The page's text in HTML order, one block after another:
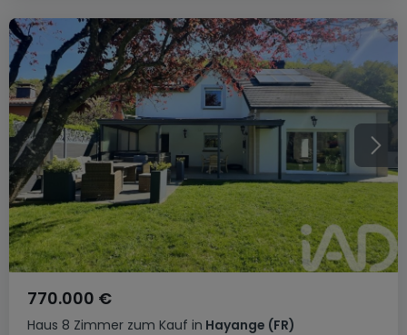
Haus 8 Zimmer zum Kauf in Hayange (FR)
770.000 €